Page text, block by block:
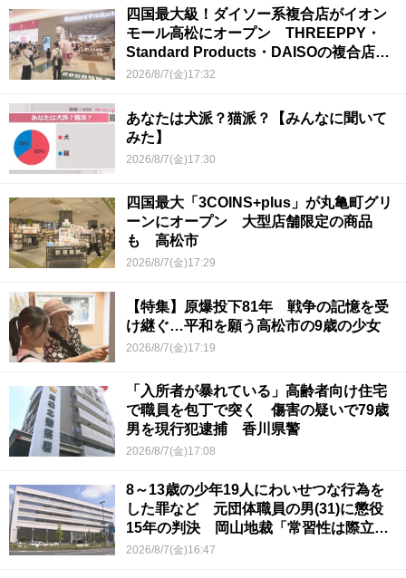
四国最大級！ダイソー系複合店がイオン
モール高松にオープン THREEPPY・
Standard Products・DAISOの複合店は
香川県初
2026/8/7(金)17:32
あなたは犬派？猫派？【みんなに聞いて
みた】
2026/8/7(金)17:30
四国最大「3COINS+plus」が丸亀町グリ
ーンにオープン 大型店舗限定の商品
も 高松市
2026/8/7(金)17:29
【特集】原爆投下81年 戦争の記憶を受
け継ぐ…平和を願う高松市の9歳の少女
2026/8/7(金)17:19
「入所者が暴れている」高齢者向け住宅
で職員を包丁で突く 傷害の疑いで79歳
男を現行犯逮捕 香川県警
2026/8/7(金)17:08
8～13歳の少年19人にわいせつな行為を
した罪など 元団体職員の男(31)に懲役
15年の判決 岡山地裁「常習性は際立っ
ていて被害結果も非常に重い」
2026/8/7(金)16:47